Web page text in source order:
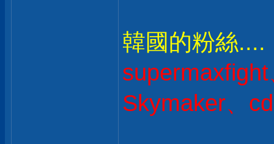
韓國的粉絲....
Skymaker、